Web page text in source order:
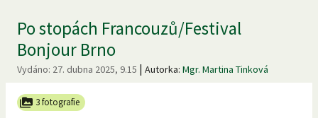
Po stopách Francouzů/Festival
Bonjour Brno
Vydáno: 27. dubna 2025, 9.15 | Autorka: Mgr. Martina Tinková
3 fotografie